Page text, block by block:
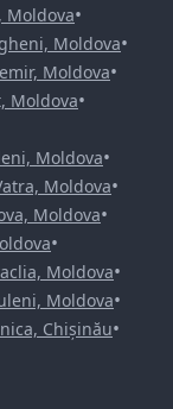
Moldova•
Moldova•
Moldova•
Moldova•
Moldova•
Moldova•
Moldova•
•
Moldova•
Moldova•
Chișinău•